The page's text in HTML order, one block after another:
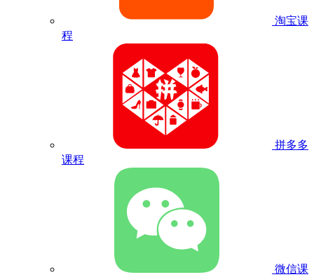
淘宝课
程
拼多多
课程
微信课